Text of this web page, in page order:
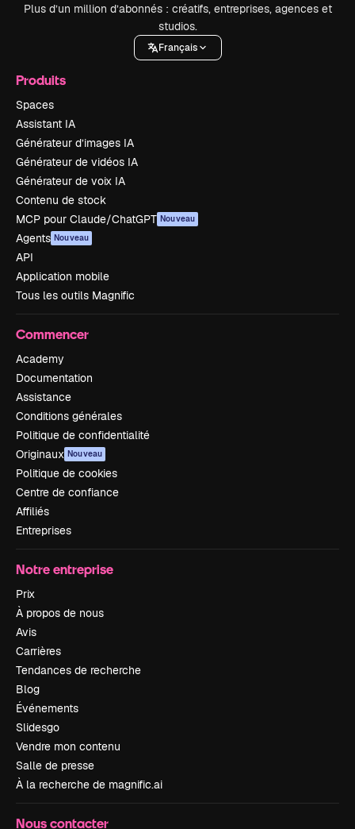
Plus d’un million d’abonnés : créatifs, entreprises, agences et
studios.
Français
Produits
Spaces
Assistant IA
Générateur d’images IA
Générateur de vidéos IA
Générateur de voix IA
Contenu de stock
MCP pour Claude/ChatGPT Nouveau
Agents Nouveau
API
Application mobile
Tous les outils Magnific
Commencer
Academy
Documentation
Assistance
Conditions générales
Politique de confidentialité
Originaux Nouveau
Politique de cookies
Centre de confiance
Affiliés
Entreprises
Notre entreprise
Prix
À propos de nous
Avis
Carrières
Tendances de recherche
Blog
Événements
Slidesgo
Vendre mon contenu
Salle de presse
À la recherche de magnific.ai
Nous contacter